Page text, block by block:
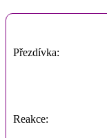
Přezdívka:
Reakce: